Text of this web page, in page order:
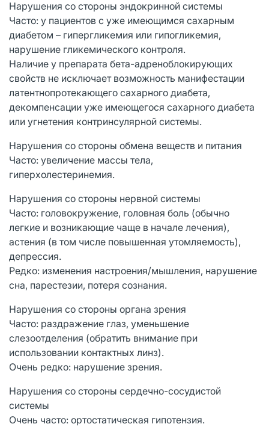
Нарушения со стороны эндокринной системы
Часто: у пациентов с уже имеющимся сахарным
диабетом – гипергликемия или гипогликемия,
нарушение гликемического контроля.
Наличие у препарата бета-адреноблокирующих
свойств не исключает возможность манифестации
латентнопротекающего сахарного диабета,
декомпенсации уже имеющегося сахарного диабета
или угнетения контринсулярной системы.
Нарушения со стороны обмена веществ и питания
Часто: увеличение массы тела,
гиперхолестеринемия.
Нарушения со стороны нервной системы
Часто: головокружение, головная боль (обычно
легкие и возникающие чаще в начале лечения),
астения (в том числе повышенная утомляемость),
депрессия.
Редко: изменения настроения/мышления, нарушение
сна, парестезии, потеря сознания.
Нарушения со стороны органа зрения
Часто: раздражение глаз, уменьшение
слезоотделения (обратить внимание при
использовании контактных линз).
Очень редко: нарушение зрения.
Нарушения со стороны сердечно-сосудистой
системы
Очень часто: ортостатическая гипотензия.